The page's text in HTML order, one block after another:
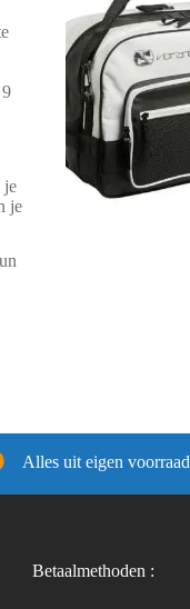
je
je
Alles uit eigen voorraad
Betaalmethoden :